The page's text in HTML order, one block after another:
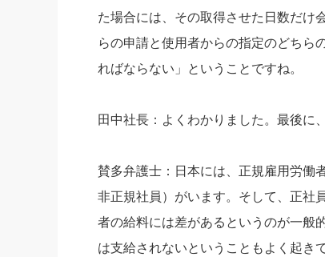
た場合には、その取得させた日数だけ
らの申請と使用者からの指定のどちら
ればならない」ということですね。
田中社長：よくわかりました。最後に
賛多弁護士：日本には、正規雇用労働
非正規社員）がいます。そして、正社
者の給料には差があるというのが一般
は支給されないということもよく起き